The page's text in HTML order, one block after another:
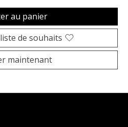
au panier
de souhaits
maintenant